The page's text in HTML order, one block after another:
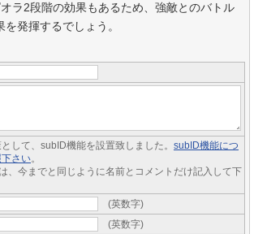
ラ2段階の効果もあるため、強敵とのバトル
発揮するでしょう。
して、subID機能を設置致しました。 subID機能につ
さい。
、今までと同じように名前とコメントだけ記入して下
(英数字)
(英数字)